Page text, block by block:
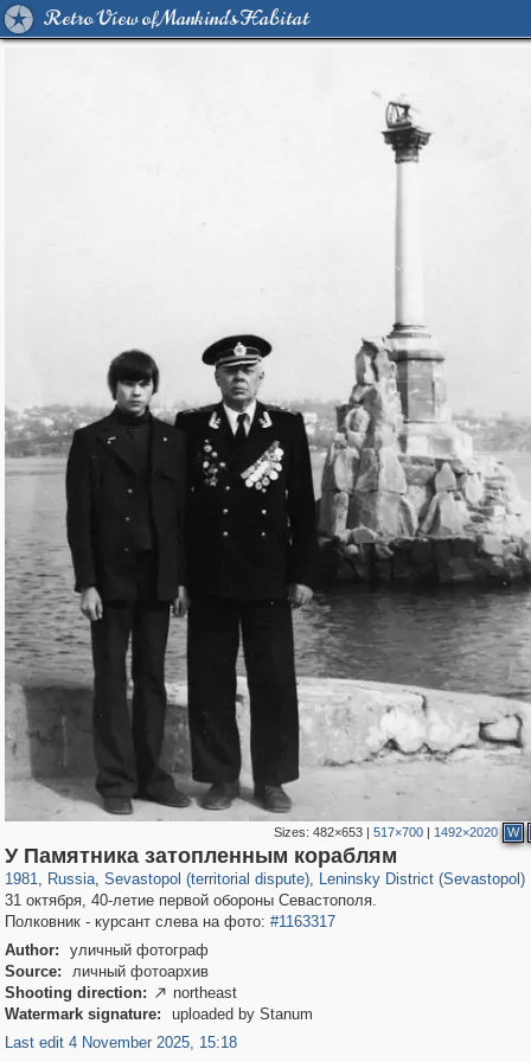
Retro View of Mankind's Habitat
Sizes: 482×653| 517×700| 1492×2020 W
У Памятника затопленным кораблям
1981, Russia
1,407,269 29,248
, Sevastopol (territorial dispute)
14,888 620
, Leninsky District (Sevastopol)
6,711
31 октября, 40-летие первой обороны Севастополя.
Полковник - курсант слева на фото: #1163317
Author:
уличный фотограф
Source:
личный фотоархив
Shooting direction:  northeast
Watermark signature:
uploaded by Stanum
Last edit 4 November 2025, 15:18